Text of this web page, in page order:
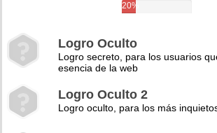
20%
Logro Oculto
Logro secreto, para los usuarios
esencia de la web
Logro Oculto 2
Logro oculto, para los más